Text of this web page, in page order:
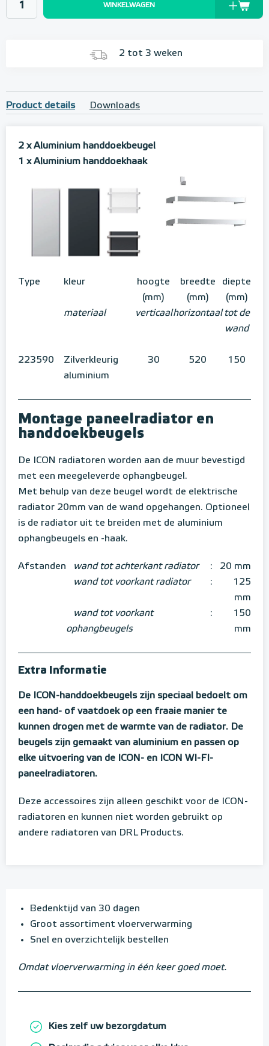
WINKELWAGEN
2 tot 3 weken
Product details Downloads
2 x Aluminium handdoekbeugel
1 x Aluminium handdoekhaak
Type kleur
hoogte
(mm)
breedte
(mm)
diepte
(mm)
materiaal
verticaalhorizontaal tot de
wand
223590
Zilverkleurig
aluminium
30 520 150
Montage paneelradiator en
handdoekbeugels
De ICON radiatoren worden aan de muur bevestigd
met een meegeleverde ophangbeugel.
Met behulp van deze beugel wordt de elektrische
radiator 20mm van de wand opgehangen. Optioneel
is de radiator uit te breiden met de aluminium
ophangbeugels en -haak.
Afstanden wand tot achterkant radiator :
20 mm
wand tot voorkant radiator
:
125
mm
wand tot voorkant
ophangbeugels
:
150
mm
Extra Informatie
De ICON-handdoekbeugels zijn speciaal bedoelt om
een hand- of vaatdoek op een fraaie manier te
kunnen drogen met de warmte van de radiator. De
beugels zijn gemaakt van aluminium en passen op
elke uitvoering van de ICON- en ICON WI-FI-
paneelradiatoren.
Deze accessoires zijn alleen geschikt voor de ICON-
radiatoren en kunnen niet worden gebruikt op
andere radiatoren van DRL Products.
Bedenktijd van 30 dagen
Groot assortiment vloerverwarming
Snel en overzichtelijk bestellen
Omdat vloerverwarming in één keer goed moet.
Kies zelf uw bezorgdatum